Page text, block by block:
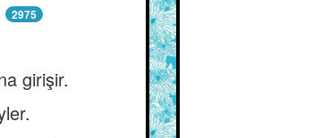
2975
girişir.